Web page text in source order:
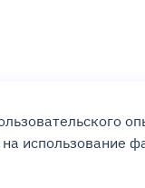
использование